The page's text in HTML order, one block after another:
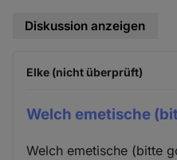
Diskussion anzeigen
Elke (nicht überprüft)
Welch emetische
Welch emetische (bitte